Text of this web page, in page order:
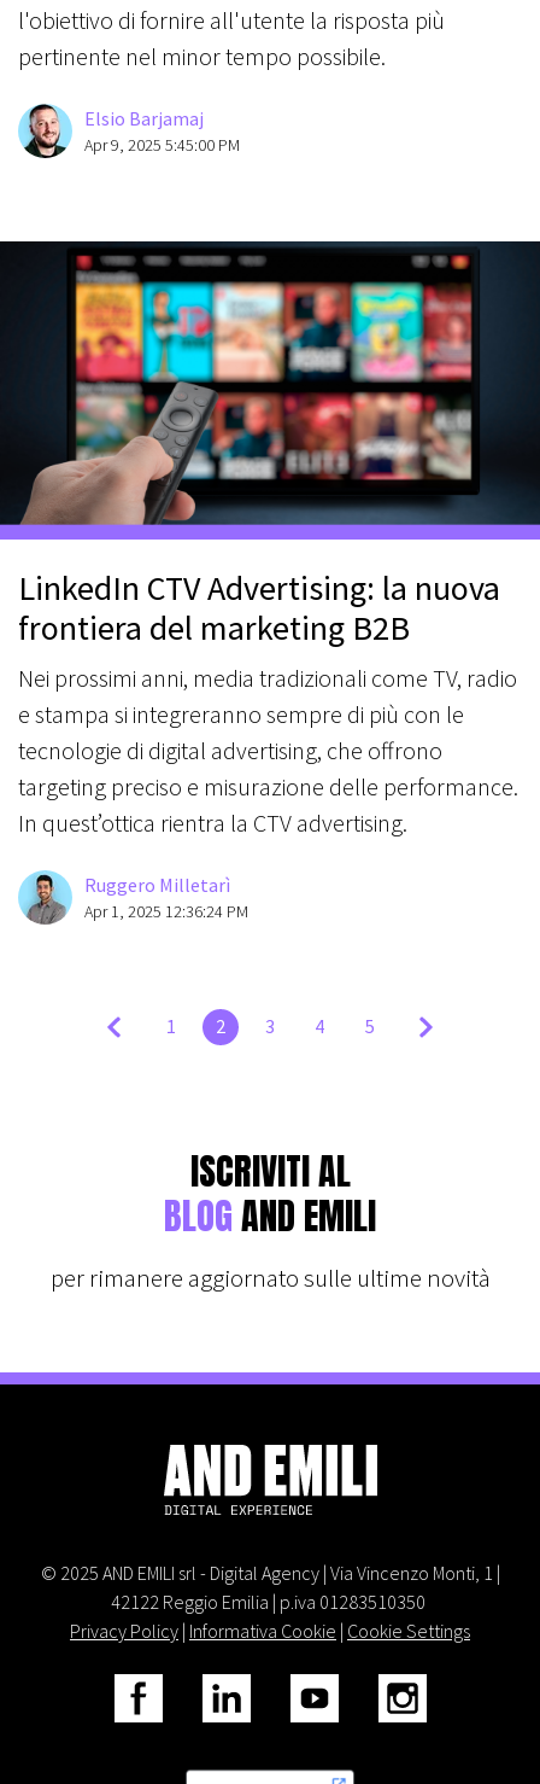
l'obiettivo di fornire all'utente la risposta più
pertinente nel minor tempo possibile.
Elsio Barjamaj
Apr 9, 2025 5:45:00 PM
LinkedIn CTV Advertising: la nuova
frontiera del marketing B2B
Nei prossimi anni, media tradizionali come TV, radio
e stampa si integreranno sempre di più con le
tecnologie di digital advertising, che offrono
targeting preciso e misurazione delle performance.
In quest’ottica rientra la CTV advertising.
Ruggero Milletarì
Apr 1, 2025 12:36:24 PM
1 2 3 4 5
ISCRIVITI AL
BLOGAND EMILI
per rimanere aggiornato sulle ultime novità
© 2025 AND EMILI srl - Digital Agency | Via Vincenzo Monti, 1 |
42122 Reggio Emilia | p.iva 01283510350
Privacy Policy | Informativa Cookie | Cookie Settings